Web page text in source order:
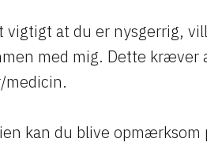
vigtigt at du er nysgerrig,
med mig. Dette kræver
kan du blive opmærksom